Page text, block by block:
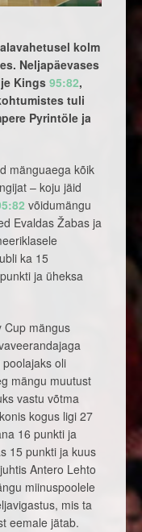
kolm
Neljapäevases
Kings95:82,
tuli
Pyrintöle ja
mänguaega kõik
– koju jäid
võidumängu
Evaldas Žabas ja
ka 15
ja üheksa
Cup mängus
oli
mängu muutust
vastu võtma
kogus ligi 27
16 punkti ja
15 punkti ja kuus
Antero Lehto
miinuspoolele
mis ta
eemale jätab.